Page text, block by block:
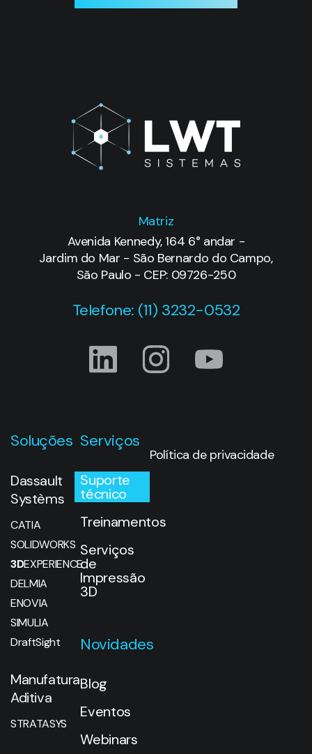
Matriz
Avenida Kennedy, 164 6° andar -
Jardim do Mar - São Bernardo do Campo,
São Paulo - CEP: 09726-250
Telefone: (11) 3232-0532
Soluções
Dassault
Systèms
CATIA
SOLIDWORKS
3DEXPERIENCE
DELMIA
ENOVIA
SIMULIA
DraftSight
Manufatura
Aditiva
STRATASYS
Serviços
Suporte
técnico
Treinamentos
Serviços
de
Impressão
3D
Novidades
Blog
Eventos
Webinars
Política de privacidade